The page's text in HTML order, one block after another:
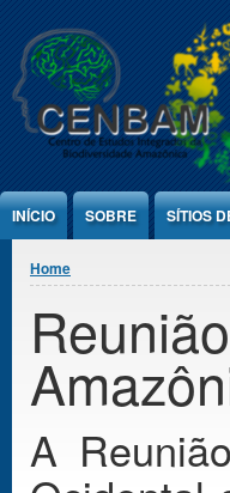
INÍCIO SOBRE SÍTIOS
You are here
Home
A